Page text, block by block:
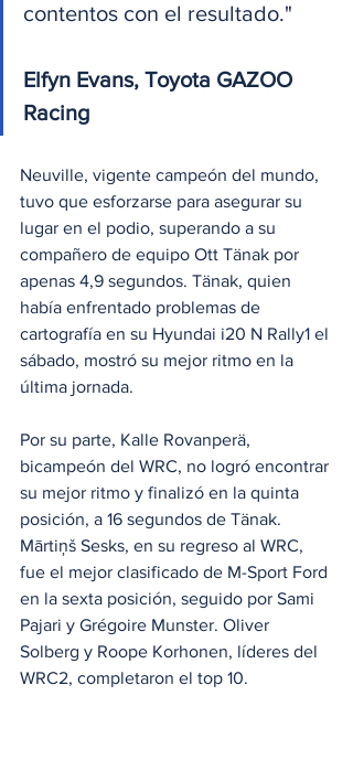
contentos con el resultado."
Elfyn Evans, Toyota GAZOO
Racing
Neuville, vigente campeón del mundo,
tuvo que esforzarse para asegurar su
lugar en el podio, superando a su
compañero de equipo Ott Tänak por
apenas 4,9 segundos. Tänak, quien
había enfrentado problemas de
cartografía en su Hyundai i20 N Rally1 el
sábado, mostró su mejor ritmo en la
última jornada.
Por su parte, Kalle Rovanperä,
bicampeón del WRC, no logró encontrar
su mejor ritmo y finalizó en la quinta
posición, a 16 segundos de Tänak.
Mārtiņš Sesks, en su regreso al WRC,
fue el mejor clasificado de M-Sport Ford
en la sexta posición, seguido por Sami
Pajari y Grégoire Munster. Oliver
Solberg y Roope Korhonen, líderes del
WRC2, completaron el top 10.